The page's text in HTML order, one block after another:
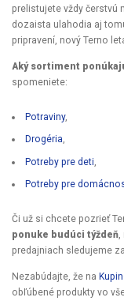
prelistujete vždy čerstvú
dozaista ulahodia aj
pripravení, nový Terno
Aký sortiment
spomeniete:
Potraviny,
Drogéria,
Potreby pre deti
Potreby pre
Či už si chcete pozrieť
ponuke budúci týždeň,
predajniach sledujeme
Nezabúdajte, že na
obľúbené produkty vo